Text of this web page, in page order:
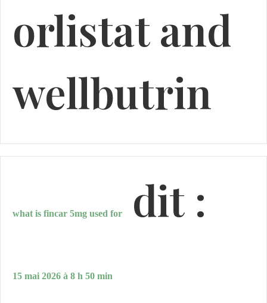
orlistat and
wellbutrin
what is fincar 5mg used for dit :
15 mai 2026 à 8 h 50 min